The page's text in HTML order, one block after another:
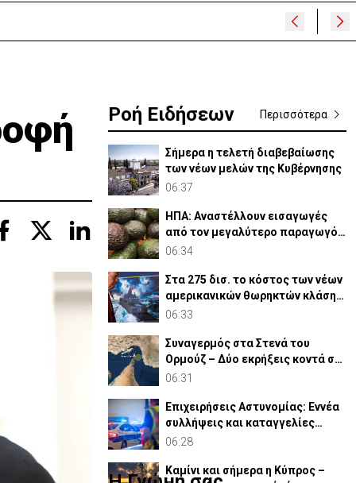
Ροή Ειδήσεων Περισσότερα
Σήμερα η τελετή διαβεβαίωσης
των νέων μελών της Κυβέρνησης
06:37
ΗΠΑ: Αναστέλλουν εισαγωγές
από τον μεγαλύτερο παραγωγό
αβοκάντο του Μεξικού
06:34
Στα 275 δισ. το κόστος των νέων
αμερικανικών θωρηκτών κλάσης
«Τραμπ»
06:33
Συναγερμός στα Στενά του
Ορμούζ – Δύο εκρήξεις κοντά σε
δεξαμενόπλοιο στο Ομάν
06:31
Επιχειρήσεις Αστυνομίας: Εννέα
συλλήψεις και καταγγελίες
μεθυσμένων οδηγών
06:28
Καμίνι και σήμερα η Κύπρος –